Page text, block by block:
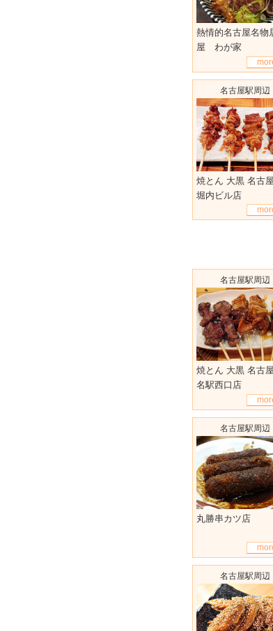
熱情的名古屋名物
屋 わが家
名古屋駅周辺
焼とん 大黒 名古
堀内ビル店
名古屋駅周辺
焼とん 大黒 名古
名駅西口店
名古屋駅周辺
丸勝串カツ店
名古屋駅周辺